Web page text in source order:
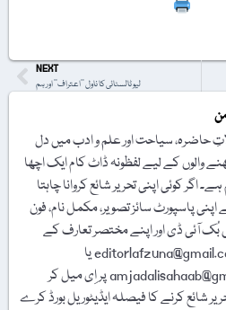
NEXT
لیو ٹالسٹائی کا ناول ’’اعتراف‘‘ اور ہم
حاضرہ، سیاحت اور علم و ادب میں دل
والوں کے لیے لفظونہ ڈاٹ کام ایک اچھا
اگر کوئی اپنی تحریر شائع کروانا چاہتا
اپنی پاسپورٹ سائز تصویر، مکمل نام، فون
بُک آئی ڈی اور اپنے مختصر تعارف کے
ساتھ editorlafzuna@gmail.com یا
amjadalisahaab@gmail.com پر اِی میل کر
شائع کرنے کا فیصلہ ایڈیٹوریل بورڈ کرے